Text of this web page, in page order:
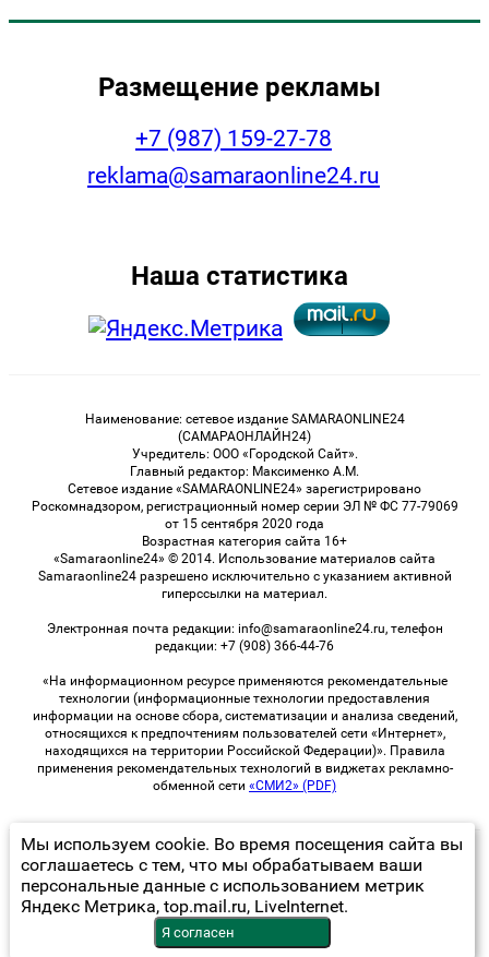
Размещение рекламы
+7 (987) 159-27-78
reklama@samaraonline24.ru
Наша статистика
Наименование: сетевое издание SAMARAONLINE24
(САМАРАОНЛАЙН24)
Учредитель: ООО «Городской Сайт».
Главный редактор: Максименко А.М.
Сетевое издание «SAMARAONLINE24» зарегистрировано
Роскомнадзором, регистрационный номер серии ЭЛ № ФС 77-79069
от 15 сентября 2020 года
Возрастная категория сайта 16+
«Samaraonline24» © 2014. Использование материалов сайта
Samaraonline24 разрешено исключительно с указанием активной
гиперссылки на материал.
Электронная почта редакции: info@samaraonline24.ru, телефон
редакции: +7 (908) 366-44-76
«На информационном ресурсе применяются рекомендательные
технологии (информационные технологии предоставления
информации на основе сбора, систематизации и анализа сведений,
относящихся к предпочтениям пользователей сети «Интернет»,
находящихся на территории Российской Федерации)». Правила
применения рекомендательных технологий в виджетах рекламно-
обменной сети «СМИ2» (PDF)
© 2026 «samaraOnline24» | Все права защищены
Возрастная категория сайта 16+
Политика конфиденциальности
Мы используем cookie. Во время посещения сайта вы
соглашаетесь с тем, что мы обрабатываем ваши
персональные данные с использованием метрик
Яндекс Метрика, top.mail.ru, LiveInternet.
Я согласен